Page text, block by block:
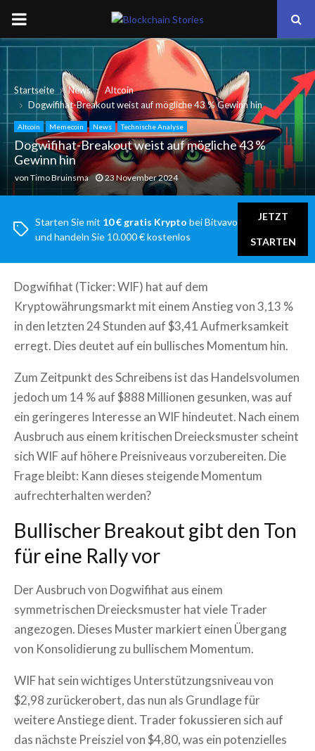
PRIMARY
Startseite News
Altcoin
Dogwifihat-Breakout weist auf mögliche 43 % Gewinn hin
Altcoin Memecoin News Technische Analyse
Dogwifihat-Breakout weist auf mögliche 43 %
Gewinn hin
von Timo Bruinsma 23 November 2024
Starten Sie mit 10 € gratis Krypto bei Bitvavo
und handeln Sie 10.000 € kostenlos
JETZT
STARTEN
Dogwifihat (Ticker: WIF) hat auf dem
Kryptowährungsmarkt mit einem Anstieg von 3,13 %
in den letzten 24 Stunden auf $3,41 Aufmerksamkeit
erregt. Dies deutet auf ein bullisches Momentum hin.
Zum Zeitpunkt des Schreibens ist das Handelsvolumen
jedoch um 14 % auf $888 Millionen gesunken, was auf
ein geringeres Interesse an WIF hindeutet. Nach einem
Ausbruch aus einem kritischen Dreiecksmuster scheint
sich WIF auf höhere Preisniveaus vorzubereiten. Die
Frage bleibt: Kann dieses steigende Momentum
aufrechterhalten werden?
Bullischer Breakout gibt den Ton
für eine Rally vor
Der Ausbruch von Dogwifihat aus einem
symmetrischen Dreiecksmuster hat viele Trader
angezogen. Dieses Muster markiert einen Übergang
von Konsolidierung zu bullischem Momentum.
WIF hat sein wichtiges Unterstützungsniveau von
$2,98 zurückerobert, das nun als Grundlage für
weitere Anstiege dient. Trader fokussieren sich auf
das nächste Preisziel von $4,80, was ein potenzielles